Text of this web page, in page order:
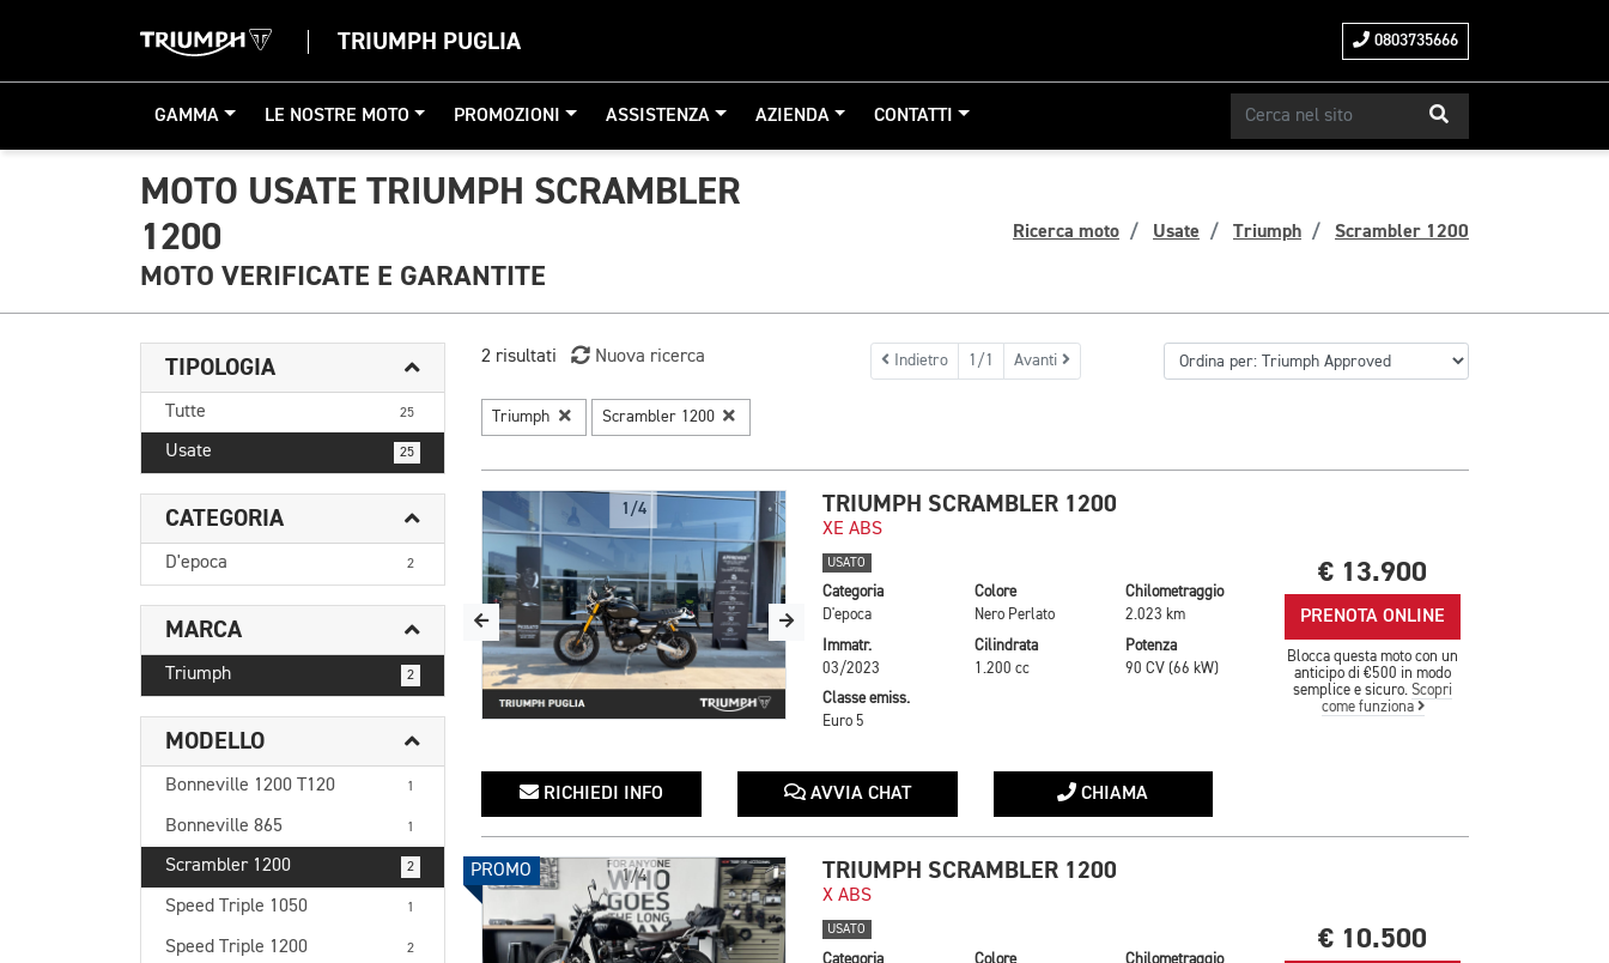
TRIUMPH PUGLIA 0803735666
GAMMA LE NOSTRE MOTO PROMOZIONI ASSISTENZA AZIENDA CONTATTI
MOTO USATE TRIUMPH SCRAMBLER
1200
MOTO VERIFICATE E GARANTITE
Ricerca moto Usate Triumph Scrambler 1200
TIPOLOGIA
Tutte 25
Usate 25
CATEGORIA
D'epoca 2
MARCA
Triumph 2
MODELLO
Bonneville 1200 T120 1
Bonneville 865 1
Scrambler 1200 2
Speed Triple 1050 1
Speed Triple 1200 2
2 risultati Nuova ricerca Indietro 1/1 Avanti
Triumph Scrambler 1200
1/4 TRIUMPH SCRAMBLER 1200
XE ABS
USATO
Categoria
D'epoca
Colore
Nero Perlato
Chilometraggio
2.023 km
Immatr.
03/2023
Cilindrata
1.200 cc
Potenza
90 CV (66 kW)
Classe emiss.
Euro 5
€ 13.900
PRENOTA ONLINE
Blocca questa moto con un
anticipo di €500 in modo
semplice e sicuro.Scopri
come funziona
RICHIEDI INFO AVVIA CHAT CHIAMA
PROMO 1/4 TRIUMPH SCRAMBLER 1200
X ABS
USATO
Categoria
Colore
Chilometraggio
€ 10.500